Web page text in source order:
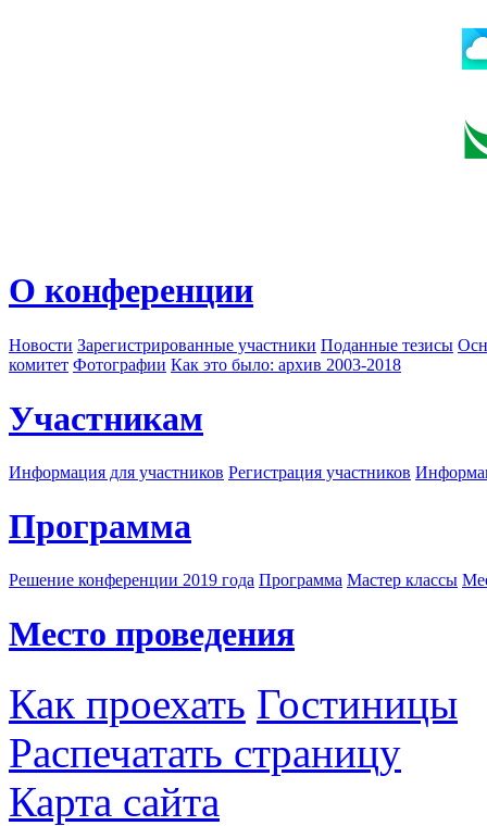
О конференции
Новости Зарегистрированные участники Поданные тезисы
комитет Фотографии Как это было: архив 2003-2018
Участникам
Информация для участников Регистрация участников
Программа
Решение конференции 2019 года Программа Мастер классы
Место проведения
Как проехать Гостиницы
Распечатать страницу
Карта сайта